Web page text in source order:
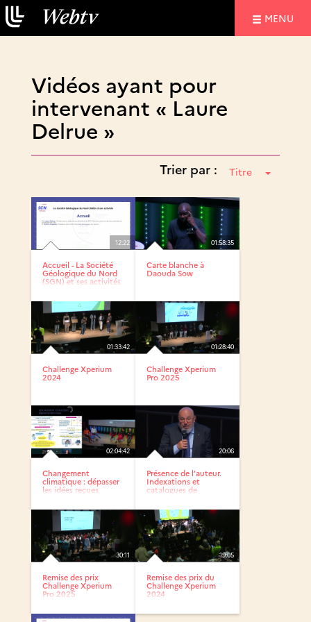
MENU
Vidéos ayant pour
intervenant « Laure
Delrue »
Trier par : Titre
12:22
Accueil - La Société
Géologique du Nord
(SGN) et ses activités
01:58:35
Carte blanche à
Daouda Sow
01:33:42
Challenge Xperium
2024
01:28:40
Challenge Xperium
Pro 2025
02:04:42
Changement
climatique : dépasser
les idées reçues
20:06
Présence de l’auteur.
Indexations et
catalogues de
30:11
Remise des prix
Challenge Xperium
Pro 2025
19:05
Remise des prix du
Challenge Xperium
2024